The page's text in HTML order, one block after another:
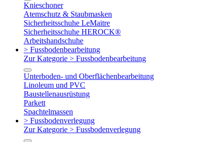
Knieschoner
Atemschutz & Staubmasken
Sicherheitsschuhe LeMaitre
Sicherheitsschuhe HEROCK®
Arbeitshandschuhe
> Fussbodenbearbeitung
Zur Kategorie > Fussbodenbearbeitung
Unterboden- und Oberflächenbearbeitung
Linoleum und PVC
Baustellenausrüstung
Parkett
Spachtelmassen
> Fussbodenverlegung
Zur Kategorie > Fussbodenverlegung